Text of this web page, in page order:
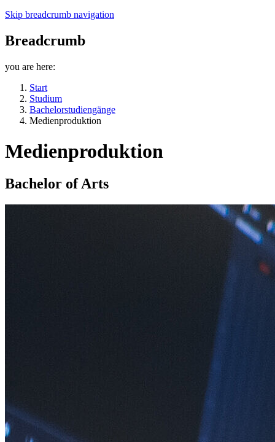
Skip breadcrumb navigation
Breadcrumb
you are here:
Start
Studium
Bachelorstudiengänge
Medienproduktion
Medienproduktion
Bachelor of Arts